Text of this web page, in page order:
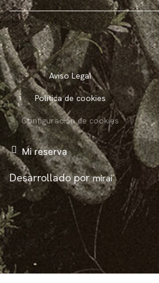
Aviso Legal
Política de cookies
Configuración de cookies
Mi reserva
Desarrollado pormirai